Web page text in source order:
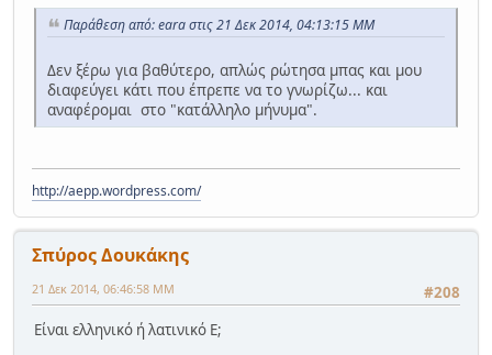
Παράθεση από: eara στις 21 Δεκ 2014, 04:13:15 ΜΜ
Δεν ξέρω για βαθύτερο, απλώς ρώτησα μπας και μου
διαφεύγει κάτι που έπρεπε να το γνωρίζω... και
αναφέρομαι στο "κατάλληλο μήνυμα".
http://aepp.wordpress.com/
Σπύρος Δουκάκης
#208
21 Δεκ 2014, 06:46:58 ΜΜ
Είναι ελληνικό ή λατινικό Ε;